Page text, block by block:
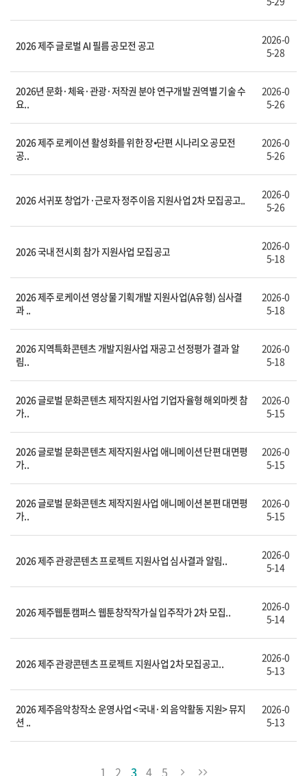
2026 제주 글로벌 AI 필름 공모전 공고
2026-0
5-28
2026년 문화·체육·관광·저작권 분야 연구개발 권역별 기술 수
요..
2026-0
5-26
2026 제주 로케이션 활성화를 위한 장⦁단편 시나리오 공모전
공..
2026-0
5-26
2026 서귀포 창업가·근로자 정주이음 지원사업 2차 모집공고..
2026-0
5-26
2026 국내 전시회 참가 지원사업 모집공고
2026-0
5-18
2026 제주 로케이션 영상물 기획개발 지원사업(A유형) 심사결
과 ..
2026-0
5-18
2026 지역특화콘텐츠 개발지원사업 재공고 선정평가 결과 알
림..
2026-0
5-18
2026 글로벌 문화콘텐츠 제작지원사업 기업자율형 해외마켓 참
가..
2026-0
5-15
2026 글로벌 문화콘텐츠 제작지원사업 애니메이션 단편 대면평
가..
2026-0
5-15
2026 글로벌 문화콘텐츠 제작지원사업 애니메이션 본편 대면평
가..
2026-0
5-15
2026 제주 관광콘텐츠 프로젝트 지원사업 심사결과 알림..
2026-0
5-14
2026 제주웹툰캠퍼스 웹툰창작작가실 입주작가 2차 모집..
2026-0
5-14
2026 제주 관광콘텐츠 프로젝트 지원사업 2차 모집공고..
2026-0
5-13
2026 제주음악창작소 운영사업 <국내·외 음악활동 지원> 뮤지
션 ..
2026-0
5-13
1 2 3 4 5